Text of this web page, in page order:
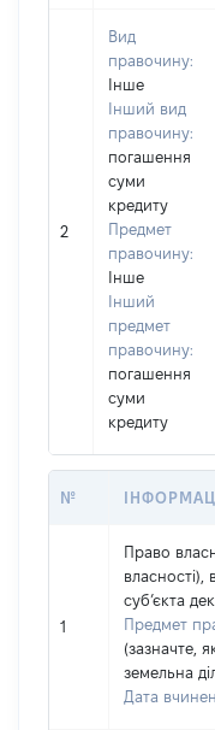
2
Вид
правочину:
Інше
Інший вид
правочину:
погашення
суми
кредиту
Предмет
правочину:
Інше
Інший
предмет
правочину:
погашення
суми
кредиту
№
1
Право
власності),
суб’єкта
Предмет
(зазначте,
земельна
Дата